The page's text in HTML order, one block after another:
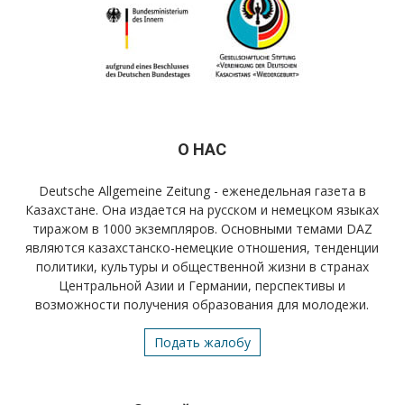
О НАС
Deutsche Allgemeine Zeitung - еженедельная газета в
Казахстане. Она издается на русском и немецком языках
тиражом в 1000 экземпляров. Основными темами DAZ
являются казахстанско-немецкие отношения, тенденции
политики, культуры и общественной жизни в странах
Центральной Азии и Германии, перспективы и
возможности получения образования для молодежи.
Подать жалобу